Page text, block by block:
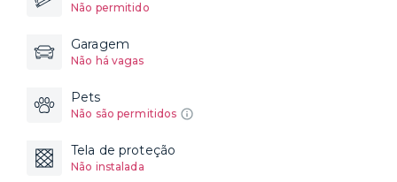
Não permitido
Garagem
Não há vagas
Pets
Não são permitidos
Tela de proteção
Não instalada